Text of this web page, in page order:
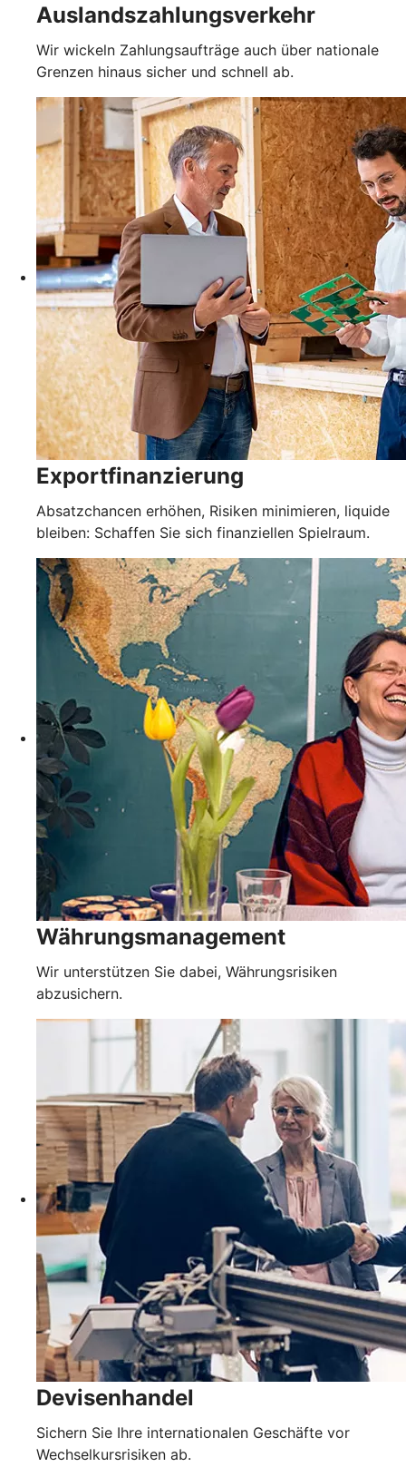
Auslandszahlungsverkehr
Wir wickeln Zahlungsaufträge auch über nationale
Grenzen hinaus sicher und schnell ab.
Exportfinanzierung
Absatzchancen erhöhen, Risiken minimieren, liquide
bleiben: Schaffen Sie sich finanziellen Spielraum.
Währungsmanagement
Wir unterstützen Sie dabei, Währungsrisiken
abzusichern.
Devisenhandel
Sichern Sie Ihre internationalen Geschäfte vor
Wechselkursrisiken ab.